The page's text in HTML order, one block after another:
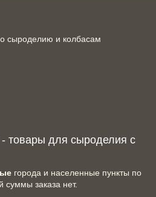
и колбасам
товары для сыроделия с
города и населенные пункты по
суммы заказа нет.